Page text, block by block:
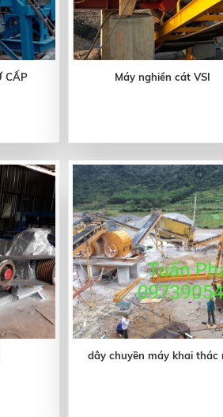
CẤP Máy nghiền cát VSI
dây chuyền máy khai thác